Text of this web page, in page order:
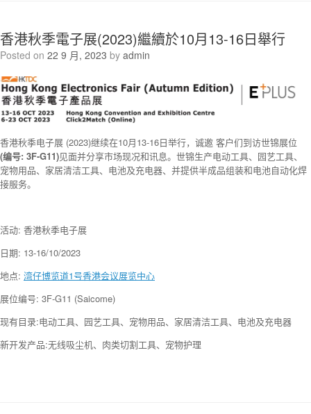
香港秋季電子展(2023)繼續於10月13-16日舉行
Posted on 22 9 月, 2023 by admin
香港秋季电子展 (2023)继续在10月13-16日举行，诚邀 客户们到访世锦展位
(编号: 3F-G11)见面并分享市场现况和讯息。世锦生产电动工具、园艺工具、
宠物用品、家居清洁工具、电池及充电器、并提供半成品组装和电池自动化焊
接服务。
活动: 香港秋季电子展
日期: 13-16/10/2023
地点: 湾仔博览道1号香港会议展览中心
展位编号: 3F-G11 (Saicome)
现有目录:电动工具、园艺工具、宠物用品、家居清洁工具、电池及充电器
新开发产品:无线吸尘机、肉类切割工具、宠物护理